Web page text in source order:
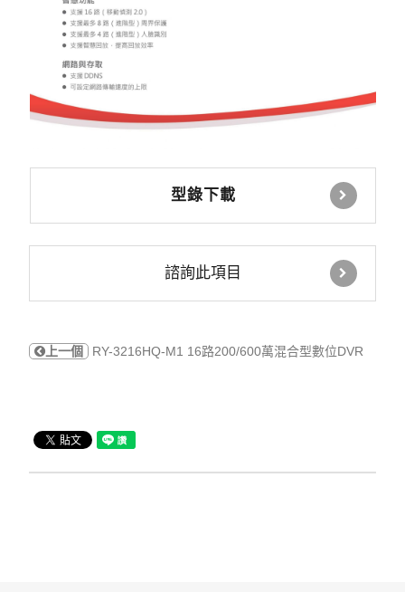
型錄下載
諮詢此項目
上一個 RY-3216HQ-M1 16路200/600萬混合型數位DVR